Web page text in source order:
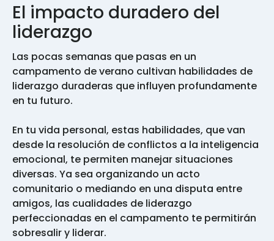
El impacto duradero del
liderazgo
Las pocas semanas que pasas en un
campamento de verano cultivan habilidades de
liderazgo duraderas que influyen profundamente
en tu futuro.
En tu vida personal, estas habilidades, que van
desde la resolución de conflictos a la inteligencia
emocional, te permiten manejar situaciones
diversas. Ya sea organizando un acto
comunitario o mediando en una disputa entre
amigos, las cualidades de liderazgo
perfeccionadas en el campamento te permitirán
sobresalir y liderar.